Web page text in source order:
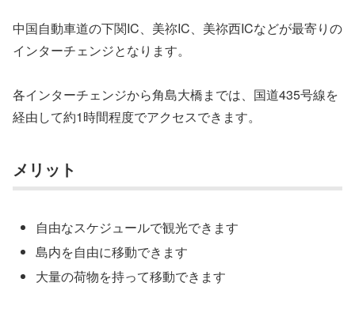
中国自動車道の下関IC、美祢IC、美祢西ICなどが最寄りの
インターチェンジとなります。
各インターチェンジから角島大橋までは、国道435号線を
経由して約1時間程度でアクセスできます。
メリット
自由なスケジュールで観光できます
島内を自由に移動できます
大量の荷物を持って移動できます